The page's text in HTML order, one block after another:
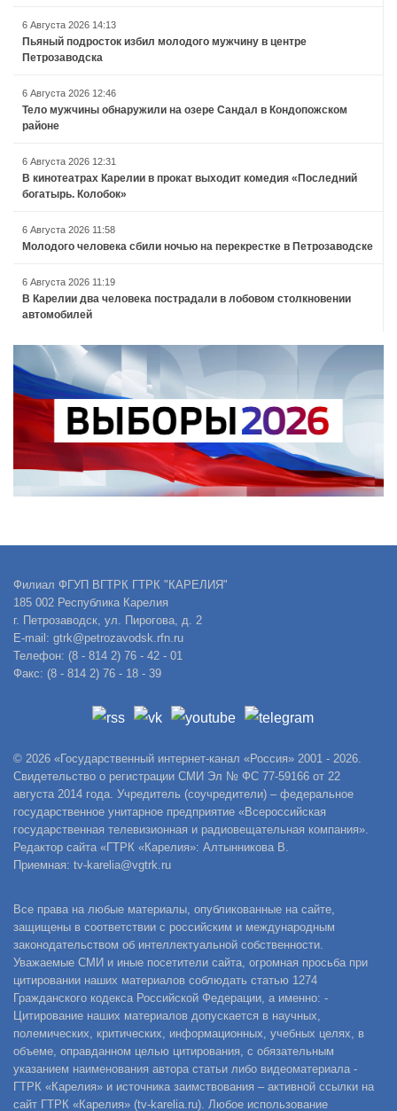
6 Августа 2026 14:13
Пьяный подросток избил молодого мужчину в центре
Петрозаводска
6 Августа 2026 12:46
Тело мужчины обнаружили на озере Сандал в Кондопожском
районе
6 Августа 2026 12:31
В кинотеатрах Карелии в прокат выходит комедия «Последний
богатырь. Колобок»
6 Августа 2026 11:58
Молодого человека сбили ночью на перекрестке в Петрозаводске
6 Августа 2026 11:19
В Карелии два человека пострадали в лобовом столкновении
автомобилей
Филиал ФГУП ВГТРК ГТРК "КАРЕЛИЯ"
185 002 Республика Карелия
г. Петрозаводск, ул. Пирогова, д. 2
E-mail: gtrk@petrozavodsk.rfn.ru
Телефон: (8 - 814 2) 76 - 42 - 01
Факс: (8 - 814 2) 76 - 18 - 39
© 2026 «Государственный интернет-канал «Россия» 2001 - 2026.
Свидетельство о регистрации СМИ Эл № ФС 77-59166 от 22
августа 2014 года. Учредитель (соучредители) – федеральное
государственное унитарное предприятие «Всероссийская
государственная телевизионная и радиовещательная компания».
Редактор сайта «ГТРК «Карелия»: Алтынникова В.
Приемная: tv-karelia@vgtrk.ru
Все права на любые материалы, опубликованные на сайте,
защищены в соответствии с российским и международным
законодательством об интеллектуальной собственности.
Уважаемые СМИ и иные посетители сайта, огромная просьба при
цитировании наших материалов соблюдать статью 1274
Гражданского кодекса Российской Федерации, а именно: -
Цитирование наших материалов допускается в научных,
полемических, критических, информационных, учебных целях, в
объеме, оправданном целью цитирования, с обязательным
указанием наименования автора статьи либо видеоматериала -
ГТРК «Карелия» и источника заимствования – активной ссылки на
сайт ГТРК «Карелия» (tv-karelia.ru). Любое использование